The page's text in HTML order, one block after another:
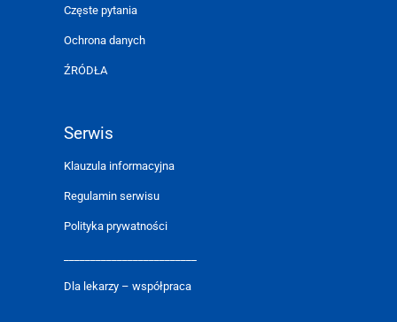
Częste pytania
Ochrona danych
ŹRÓDŁA
Serwis
Klauzula informacyjna
Regulamin serwisu
Polityka prywatności
Dla lekarzy – współpraca